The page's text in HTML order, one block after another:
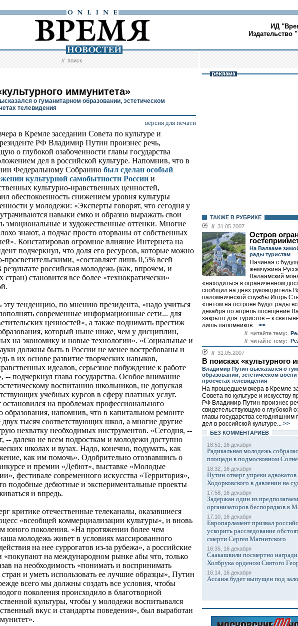
ИД
Издательство
//поиск
иммунитета»
о гуманитарном образовании, эстетическом
телевидения
версия для печати
в Кремле заседании Совета по культуре и
РФ Владимир Путин произнес речь,
о глубокой озабоченности главы государства
дел в российской культуре. Напомнив, что в
Федеральному Собранию был сделан особый
культурной самобытности России и
культурно-нравственных ценностей,
обеспокоенность снижением уровня культуры
у молодежи: «Эксперты говорят, что сегодня у
навыки емко и образно выражать свои
эмоциональные и художественные оттенки. Многие
знают, а подчас просто оторваны от собственных
Констатировав огромное влияние Интернета на
подчеркнул, что доля его ресурсов, которые можно
просветительскими, «составляет лишь 0,5% всей
российская молодежь (как, впрочем, и
становится все более «технократически»
тенденцию, по мнению президента, «надо учиться
современные информационные сети... для
ценностей», а также поднимать престиж
который ныне ниже, чем у дисциплин,
на экономику и новые технологии». «Социальные и
должны быть в России не менее востребованы и
в их основе развитие творческих навыков,
идеалов, серьезное побуждение к работе
-- подчеркнул глава государства. Особое внимание
воспитанию школьников, не допуская
учебных курсов в сферу платных услуг.
остановился на проблемах профессионального
образования, напомнив, что в капитальном ремонте
двух тысяч соответствующих школ, а многие другие
нехватку необходимых инструментов. «Сегодня, --
-- далеко не всем подросткам и молодежи доступно
школах и вузах. Надо, конечно, подумать, как
как им помочь». Одобрительно отозвавшись о
и премии «Дебют», выставке «Молодые
фестивале современного искусства «Территория»,
подобные дебютные и экспериментальные проекты
и впредь.
критике отечественные телеканалы, оказавшиеся
«всеобщей коммерциализации культуры», и вновь
юного поколения. «На протяжении более чем
молодежь живет в условиях массированного
на нее суррогатов из-за рубежа», а российские
«покупают на международном рынке абы что, только
на необходимость «понимать и воспринимать
стран и уметь использовать ее лучшие образцы», Путин
всего мы должны создать все условия, чтобы
поколения происходило в благотворной
культуры, чтобы у молодежи воспитывался
вкус и стандарты поведения», был выработан
ТАКЖЕ В РУБРИКЕ
// 31.05.2007
Остров
На Валааме
рады туристам
Начиная с
жемчужина
Валаамский
«находиться в ограниченном
сообщил на днях руководитель
паломнической службы Игорь
«летом на острове будут рады
декабря по апрель посещение
закрыто для туристов -- к
лишь паломников... >>
// читайте тему:
// читайте тему:
// 31.05.2007
В поисках «культурного
Владимир Путин высказался о
образовании, эстетическом
просчетах телевидения
На прошедшем вчера в Кремле
Совета по культуре и искусству
РФ Владимир Путин произнес
свидетельствующую о глубокой
главы государства
дел в российской культуре... >>
БЕЗ КОМMЕНТАРИЕВ
18:51, 16 декабря
Радикальная молодежь
площади в подмосковном
18:32, 16 декабря
Путин отверг упреки адвокатов
Ходорковского в давлении на
17:58, 16 декабря
Задержан один из
организаторов беспорядков в
17:10, 16 декабря
Европарламент призвал
ускорить расследование
смерти Сергея Магнитского
16:35, 16 декабря
Саакашвили посмертно
Холбрука орденом Святого
16:14, 16 декабря
Ассанж будет выпущен под